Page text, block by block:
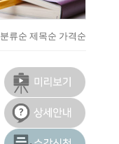
분류순 제목순 가격순